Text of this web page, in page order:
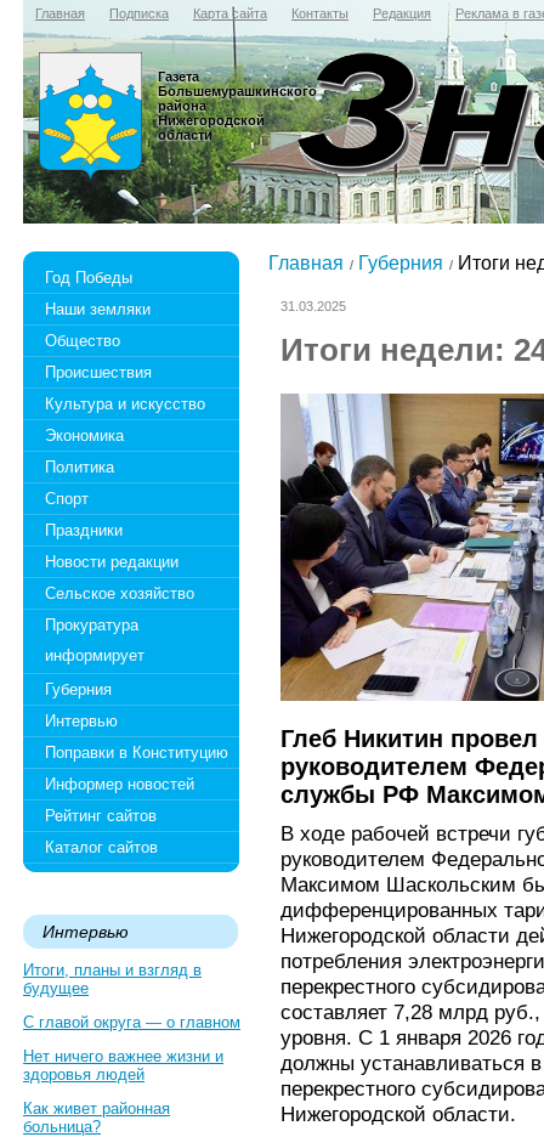
Главная Подписка Карта сайта Контакты Редакция Реклама в
Газета
Большемурашкинского
района
Нижегородской
области
Год Победы
Наши земляки
Общество
Происшествия
Культура и искусство
Экономика
Политика
Спорт
Праздники
Новости редакции
Сельское хозяйство
Прокуратура
информирует
Губерния
Интервью
Поправки в Конституцию
Информер новостей
Рейтинг сайтов
Каталог сайтов
Интервью
Итоги, планы и взгляд в
будущее
С главой округа — о главном
Нет ничего важнее жизни и
здоровья людей
Как живет районная
больница?
Главная Губерния Итоги
31.03.2025
Итоги недели:
Глеб Никитин
руководителем
службы РФ
В ходе рабочей встречи
руководителем
Максимом Шаскольским
дифференцированных
Нижегородской области
потребления
перекрестного
составляет 7,28 млрд
уровня. С 1 января 2026
должны устанавливаться
перекрестного
Нижегородской области.